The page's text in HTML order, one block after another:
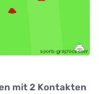
mit 2 Kontakten